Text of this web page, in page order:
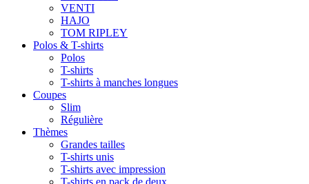
VENTI
HAJO
TOM RIPLEY
Polos & T-shirts
Polos
T-shirts
T-shirts à manches longues
Coupes
Slim
Régulière
Thèmes
Grandes tailles
T-shirts unis
T-shirts avec impression
T-shirts en pack de deux